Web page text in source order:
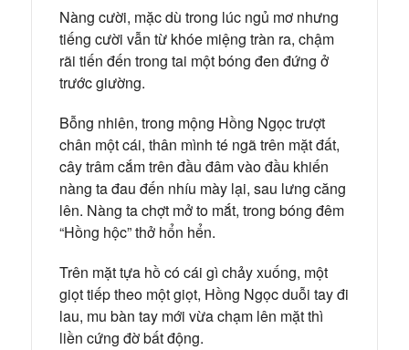
Nàng cười, mặc dù trong lúc ngủ mơ nhưng
tiếng cười vẫn từ khóe miệng tràn ra, chậm
rãi tiến đến trong tai một bóng đen đứng ở
trước giường.
Bỗng nhiên, trong mộng Hồng Ngọc trượt
chân một cái, thân mình té ngã trên mặt đất,
cây trâm cắm trên đầu đâm vào đầu khiến
nàng ta đau đến nhíu mày lại, sau lưng căng
lên. Nàng ta chợt mở to mắt, trong bóng đêm
“Hồng hộc” thở hổn hển.
Trên mặt tựa hồ có cái gì chảy xuống, một
giọt tiếp theo một giọt, Hồng Ngọc duỗi tay đi
lau, mu bàn tay mới vừa chạm lên mặt thì
liền cứng đờ bất động.